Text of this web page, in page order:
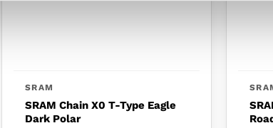
SRAM
SRAM Chain X0 T-Type Eagle
Dark Polar